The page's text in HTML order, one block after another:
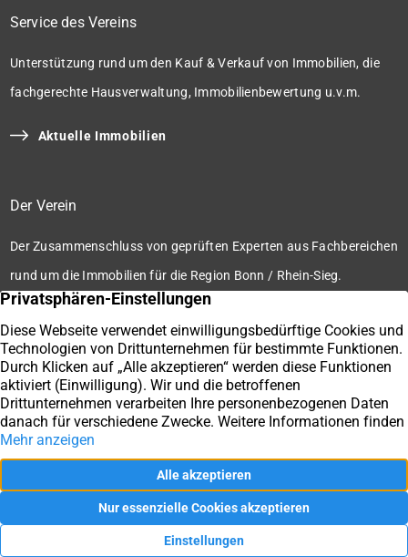
Der Verein
Der Zusammenschluss von geprüften Experten aus Fachbereichen
rund um die Immobilien für die Region Bonn / Rhein-Sieg.
Service des Vereins
Unterstützung rund um den Kauf & Verkauf von Immobilien, die
fachgerechte Hausverwaltung, Immobilienbewertung u.v.m.
Aktuelle Immobilien
Ihre Immobilienmakler der Immobilienbörse Bonn / Rhein-
Datenschutz